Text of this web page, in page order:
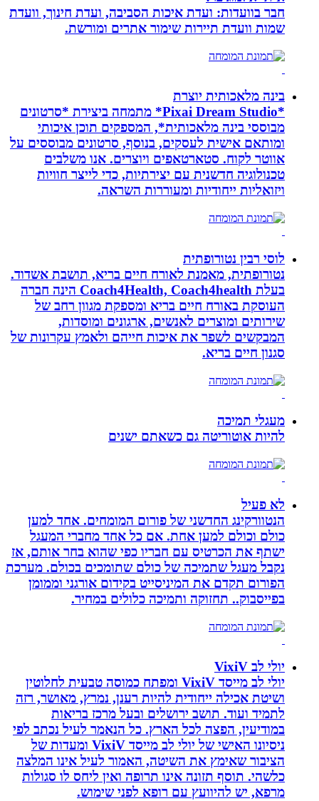
חבר בוועדות: ועדת איכות הסביבה, ועדת חינוך, וועדת
שמות וועדת תיירות שימור אתרים ומורשת.
בינה מלאכותית יוצרת
*Pixai Dream Studio* מתמחה ביצירת *סרטונים
מבוססי בינה מלאכותית*, המספקים תוכן איכותי
ומותאם אישית לעסקים, בנוסף, סרטונים מבוססים על
אווטר לקוח. סטארטאפים ויוצרים. אנו משלבים
טכנולוגיה חדשנית עם יצירתיות, כדי לייצר חוויות
ויזואליות ייחודיות ומעוררות השראה.
לוסי רבין נטורופתית
נטורופתית, מאמנת לאורח חיים בריא, תושבת אשדוד.
בעלת Coach4Health, Coach4health הינה חברה
העוסקת באורח חיים בריא ומספקת מגוון רחב של
שירותים ומוצרים לאנשים, ארגונים ומוסדות,
המבקשים לשפר את איכות חייהם ולאמץ עקרונות של
סגנון חיים בריא.
מעגלי תמיכה
להיות אוטוריטה גם כשאתם ישנים
לא פעיל
הנטוורקינג החדשני של פורום המומחים. אחד למען
כולם וכולם למען אחת. אם כל אחד מחברי המעגל
ישתף את הכרטיס עם חבריו כפי שהוא בחר אותם, אז
נקבל מעגל שתמיכה של כולם שתומכים בכולם. מערכת
הפורום תקדם את המיניסייט בקידום אורגני וממומן
בפייסבוק.. תחזוקה ותמיכה כלולים במחיר.
יולי לב VixiV
יולי לב מייסד VixiV ומפתח כמוסה טבעית לחלוטין
ושיטת אכילה ייחודית להיות רענן, נמרץ, מאושר, רזה
לתמיד ועוד. תושב ירושלים ובעל מרכז בריאות
במודיעין, הפצה לכל הארץ. כל הנאמר לעיל נכתב לפי
ניסיונו האישי של יולי לב מייסד VixiV ומעדות של
הציבור שאימץ את השיטה, האמור לעיל אינו המלצה
כלשהי. תוסף תזונה אינו תרופה ואין ליחס לו סגולות
מרפא, יש להיוועץ עם רופא לפני שימוש.